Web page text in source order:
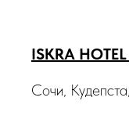
ISKRA
Сочи,